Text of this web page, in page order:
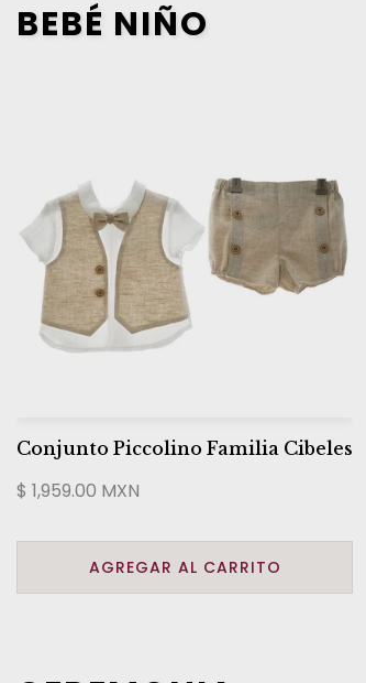
BEBÉ NIÑO
Conjunto Piccolino Familia Cibeles
$ 1,959.00 MXN
AGREGAR AL CARRITO